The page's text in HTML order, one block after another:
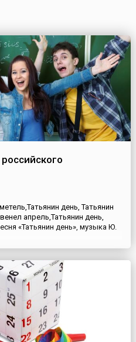
день, Татьянин
апрель,Татьянин день,
«Татьянин день», музыка Ю.
студента, не знающего о
№76 от 25 января 2005...